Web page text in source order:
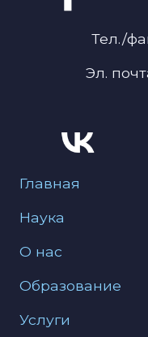
Тел./
Эл.
Меню для
Главная
Наука
О нас
Образование
Услуги